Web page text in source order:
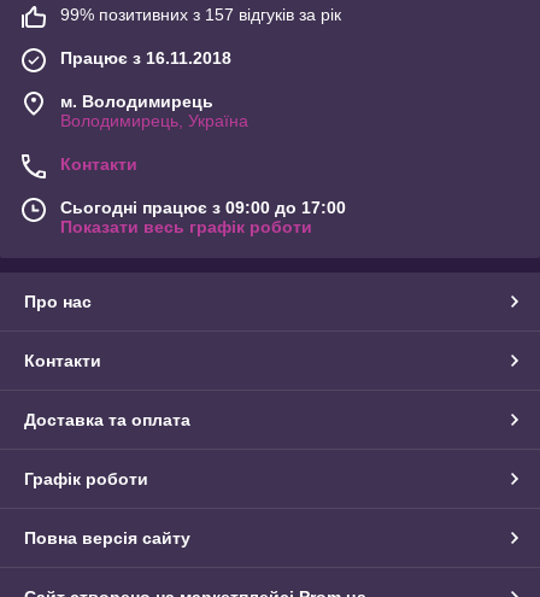
99% позитивних з 157 відгуків за рік
Працює з 16.11.2018
м. Володимирець
Володимирець, Україна
Контакти
Сьогодні працює з 09:00 до 17:00
Показати весь графік роботи
Про нас
Контакти
Доставка та оплата
Графік роботи
Повна версія сайту